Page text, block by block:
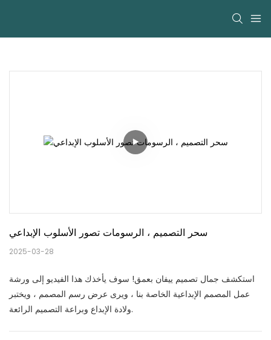
سحر التصميم ، الرسومات تصور الأسلوب الإبداعي
2025-03-28
استكشف جمال تصميم ييفان بعمق! سوف يأخذك هذا الفيديو إلى ورشة
عمل المصمم الإبداعية الخاصة بنا ، ويرى عرض رسم المصمم ، ويختبر
ولادة الإبداع وبراعة التصميم الرائعة.